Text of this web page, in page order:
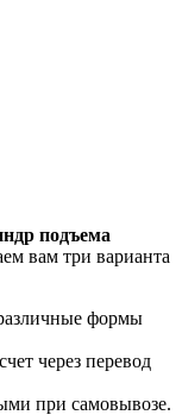
подъема
вам три варианта
формы
через перевод
при самовывозе.